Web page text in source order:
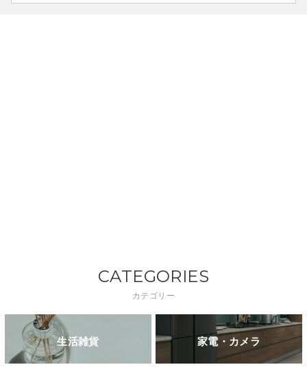
CATEGORIES
カテゴリー
生活雑貨 家電・カメラ